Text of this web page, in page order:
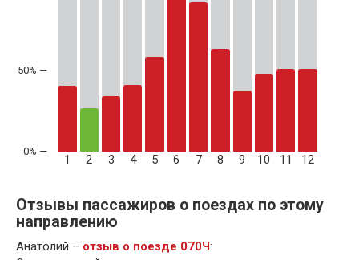
50% —
1 2 3 4 5 6 7 8 9 10 11 12
Отзывы пассажиров о поездах по этому
направлению
Анатолий – отзыв о поезде 070Ч: